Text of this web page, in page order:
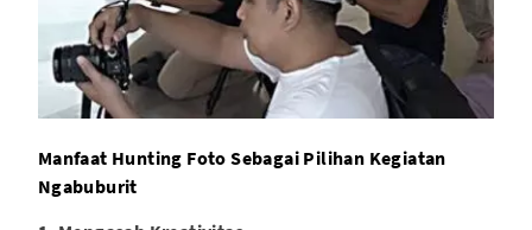
Manfaat Hunting Foto Sebagai Pilihan Kegiatan
Ngabuburit